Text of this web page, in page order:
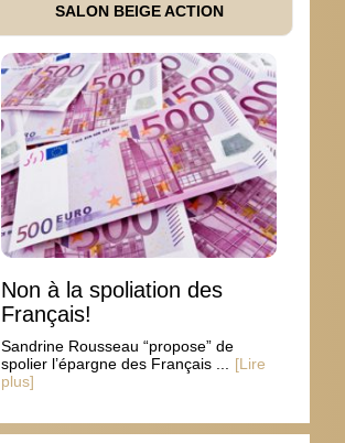
SALON BEIGE ACTION
Non à la spoliation des
Français!
Sandrine Rousseau “propose” de
spolier l’épargne des Français ...
[Lire
plus]